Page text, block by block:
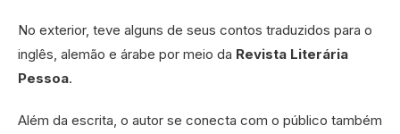
No exterior, teve alguns de seus contos traduzidos para o
inglês, alemão e árabe por meio da Revista Literária
Pessoa.
Além da escrita, o autor se conecta com o público também